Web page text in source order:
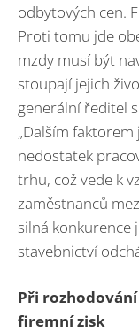
odbytových cen.
Proti tomu jde
mzdy musí být
stoupají jejich
generální ředitel
„Dalším
nedostatek
trhu, což vede k
zaměstnanců
silná konkurence
stavebnictví
Při
firemní zisk